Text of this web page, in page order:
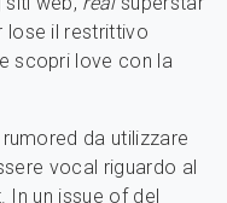
lose il restrittivo
scopri love con la
da utilizzare
vocal riguardo al
In un issue of del